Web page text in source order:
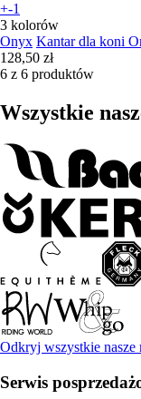
+-1
3 kolorów
Onyx Kantar dla koni
128,50 zł
6 z 6 produktów
Wszystkie
Odkryj wszystkie nasze
Serwis